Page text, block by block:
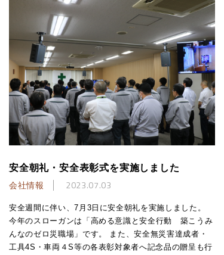
安全朝礼・安全表彰式を実施しました
会社情報 2023.07.03
安全週間に伴い、7月3日に安全朝礼を実施しました。
今年のスローガンは「高める意識と安全行動 築こうみ
んなのゼロ災職場」です。 また、安全無災害達成者・
工具4S・車両４S等の各表彰対象者へ記念品の贈呈も行